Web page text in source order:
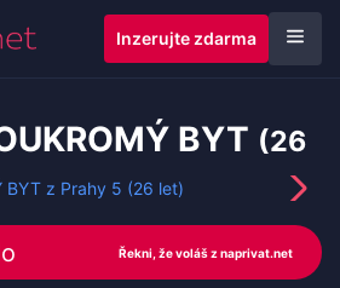
Inzerujte zdarma
BYT (26